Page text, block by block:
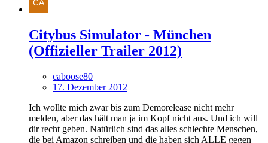
Citybus Simulator - München
(Offizieller Trailer 2012)
caboose80
17. Dezember 2012
Ich wollte mich zwar bis zum Demorelease nicht mehr
melden, aber das hält man ja im Kopf nicht aus. Und ich will
dir recht geben. Natürlich sind das alles schlechte Menschen,
die bei Amazon schreiben und die haben sich ALLE gegen